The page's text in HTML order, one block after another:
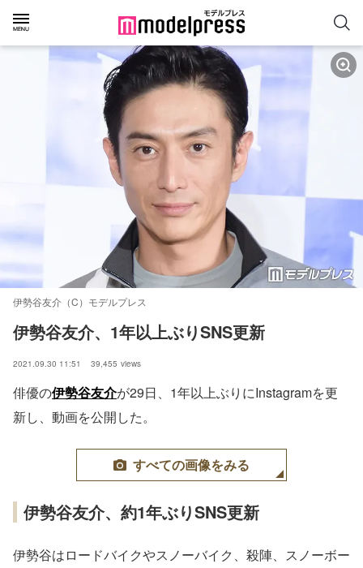
伊勢谷友介（C）モデルプレス
伊勢谷友介、1年以上ぶりSNS更新
2021.09.30 11:51 39,455 views
俳優の伊勢谷友介が29日、1年以上ぶりにInstagramを更
新し、動画を公開した。
すべての画像をみる
伊勢谷友介、約1年ぶりSNS更新
伊勢谷はロードバイクやスノーバイク、殺陣、スノーボー